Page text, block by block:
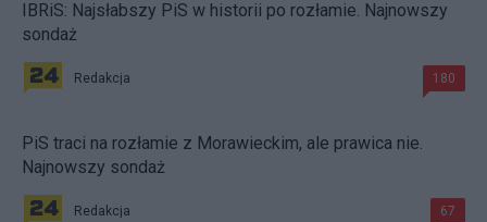
IBRiS: Najsłabszy PiS w historii po rozłamie. Najnowszy
sondaż
Redakcja 180
PiS traci na rozłamie z Morawieckim, ale prawica nie.
Najnowszy sondaż
Redakcja 67